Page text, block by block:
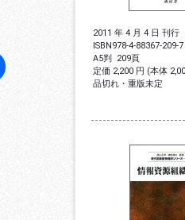
2011 年 4 月 4 日 刊行
ISBN978-4-88367-209-7
A5判 209頁
定価 2,200 円 (本体
品切れ・重版未定